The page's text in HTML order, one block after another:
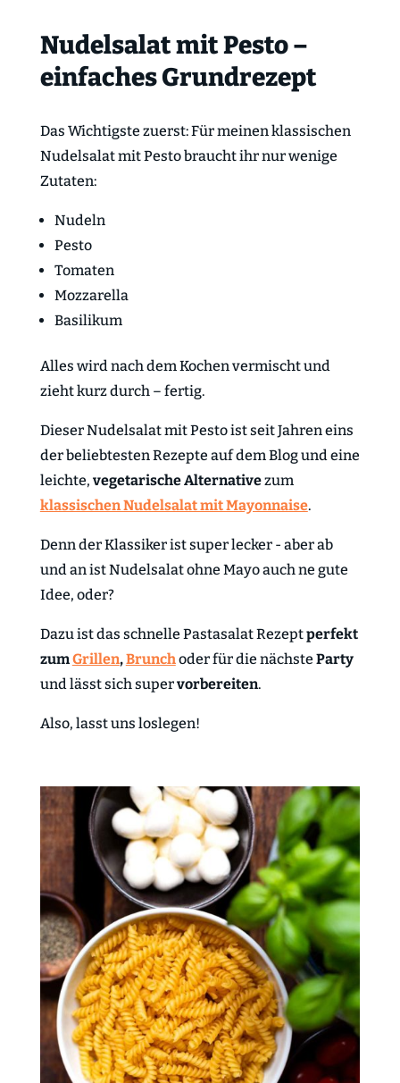
Nudelsalat mit Pesto –
einfaches Grundrezept
Das Wichtigste zuerst: Für meinen klassischen
Nudelsalat mit Pesto braucht ihr nur wenige
Zutaten:
Nudeln
Pesto
Tomaten
Mozzarella
Basilikum
Alles wird nach dem Kochen vermischt und
zieht kurz durch – fertig.
Dieser Nudelsalat mit Pesto ist seit Jahren eins
der beliebtesten Rezepte auf dem Blog und eine
leichte, vegetarische Alternativezum
klassischen Nudelsalat mit Mayonnaise.
Denn der Klassiker ist super lecker - aber ab
und an ist Nudelsalat ohne Mayo auch ne gute
Idee, oder?
Dazu ist das schnelle Pastasalat Rezeptperfekt
zumGrillen,Brunchoder für die nächste Party
und lässt sich supervorbereiten.
Also, lasst uns loslegen!